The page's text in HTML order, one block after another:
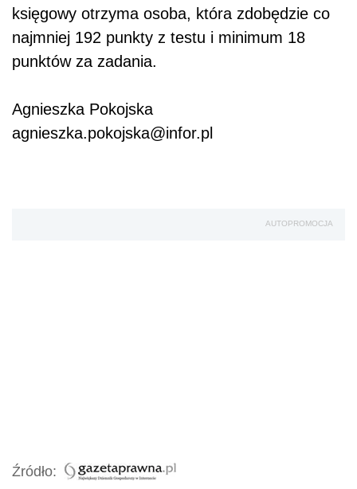
księgowy otrzyma osoba, która zdobędzie co
najmniej 192 punkty z testu i minimum 18
punktów za zadania.
Agnieszka Pokojska
agnieszka.pokojska@infor.pl
AUTOPROMOCJA
Źródło: